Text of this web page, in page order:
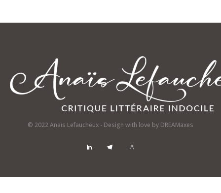
© 2022 Anaïs Lefaucheux - Design with love by DREAMaxes